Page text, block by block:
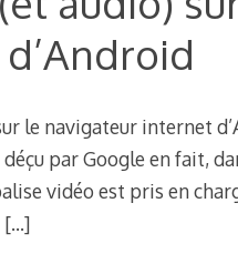
d’Android
le navigateur internet
par Google en fait,
vidéo est pris en
[…]